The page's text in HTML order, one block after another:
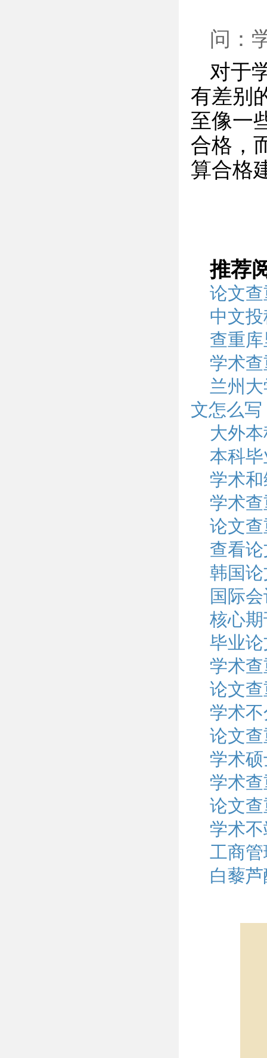
问：
对于
有差别
至像一
合格，
算合格
推荐
论文
中文
查重
学术
兰州
文怎么写
大外
本科
学术
学术
论文
查看
韩国
国际
核心
毕业
学术
论文
学术
论文
学术
学术
论文
学术
工商
白藜